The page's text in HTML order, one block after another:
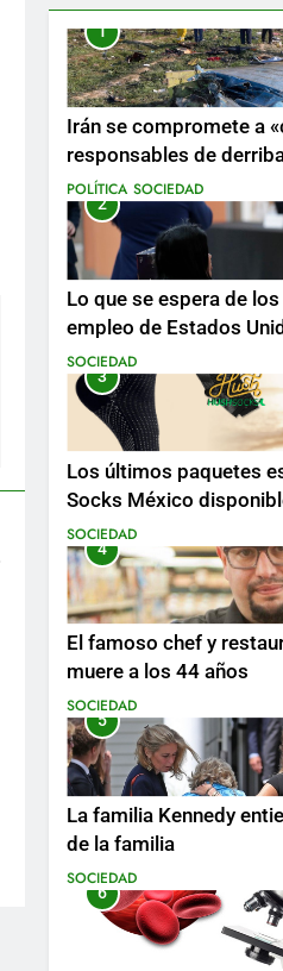
1
Irán se compromete a
responsables de
ucraniano mientras se
POLÍTICA SOCIEDAD
2
Lo que se espera de
empleo de Estados
SOCIEDAD
3
Los últimos paquetes
Socks México
SOCIEDAD
4
El famoso chef y
muere a los 44 años
SOCIEDAD
5
La familia Kennedy
de la familia
SOCIEDAD
6